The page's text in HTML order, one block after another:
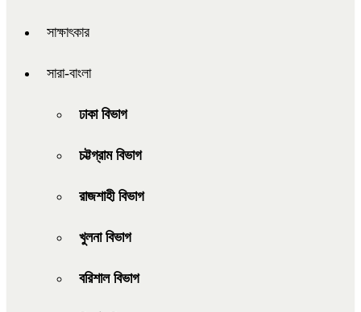
সাক্ষাৎকার
সারা-বাংলা
ঢাকা বিভাগ
চট্টগ্রাম বিভাগ
রাজশাহী বিভাগ
খুলনা বিভাগ
বরিশাল বিভাগ